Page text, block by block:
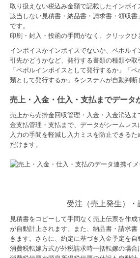
取り扱えない税込み金額で記載したインボイ
該当しない見積書・納品書・請求書・領収書
です。
印刷・封入・投函の手間がなく、クリックひ
インボイスかインボイスでないか、ペポルイ
引先かどうかなど、発行する書類の種類や取
「ペポルインボイスとして発行するか」「
類として発行するか」をシステムが自動判断
売上・入金・仕入・支払までデータ
売上から売掛金回収管理・入金・入金消込
金支払管理・支払まで、データがシームレス
入力の手間を軽減し入力ミスを防止できる
だけます。
受注（売上発生）・
見積書をコピーして手間なく売上伝票を作
が自動計上されます。また、納品書・請求
きます。さらに、約定に基づき入金予定を自
消費税転嫁方式が外税請求時一括転嫁の場合